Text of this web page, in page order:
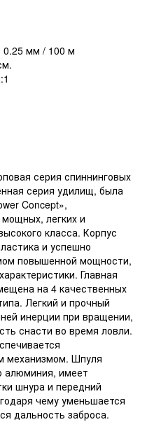
мм / 100 м
серия спиннинговых
серия удилищ, была
Concept»,
легких и
класса. Корпус
и успешно
повышенной мощности,
Главная
на 4 качественных
Легкий и прочный
инерции при вращении,
снасти во время ловли.
механизмом. Шпуля
алюминия, имеет
шнура и передний
чему уменьшается
дальность заброса.